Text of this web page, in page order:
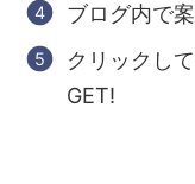
ブログ内で
クリックし
GET!